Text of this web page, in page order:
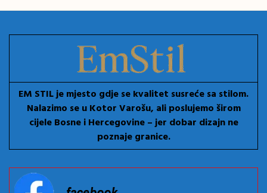
EM STIL je mjesto gdje se kvalitet susreće sa stilom.
Nalazimo se u Kotor Varošu, ali poslujemo širom
cijele Bosne i Hercegovine – jer dobar dizajn ne
poznaje granice.